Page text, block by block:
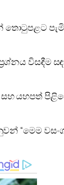
තොටුපළට
විසඳීම
යහපත්
“මෙම